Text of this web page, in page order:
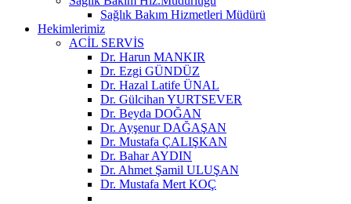
Sağlık Bakım Hizmetleri Müdürü
Hekimlerimiz
ACİL SERVİS
Dr. Harun MANKIR
Dr. Ezgi GÜNDÜZ
Dr. Hazal Latife ÜNAL
Dr. Gülcihan YURTSEVER
Dr. Beyda DOĞAN
Dr. Ayşenur DAĞAŞAN
Dr. Mustafa ÇALIŞKAN
Dr. Bahar AYDIN
Dr. Ahmet Şamil ULUŞAN
Dr. Mustafa Mert KOÇ